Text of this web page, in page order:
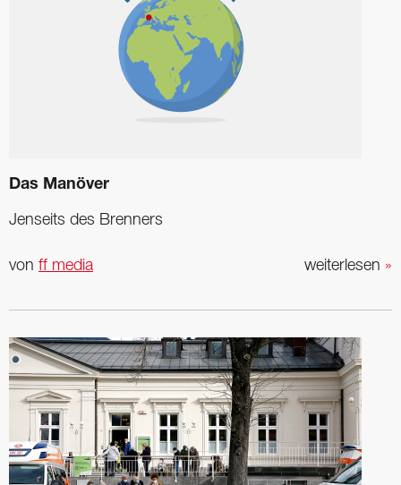
Das Manöver
Jenseits des Brenners
weiterlesen »
von ff media